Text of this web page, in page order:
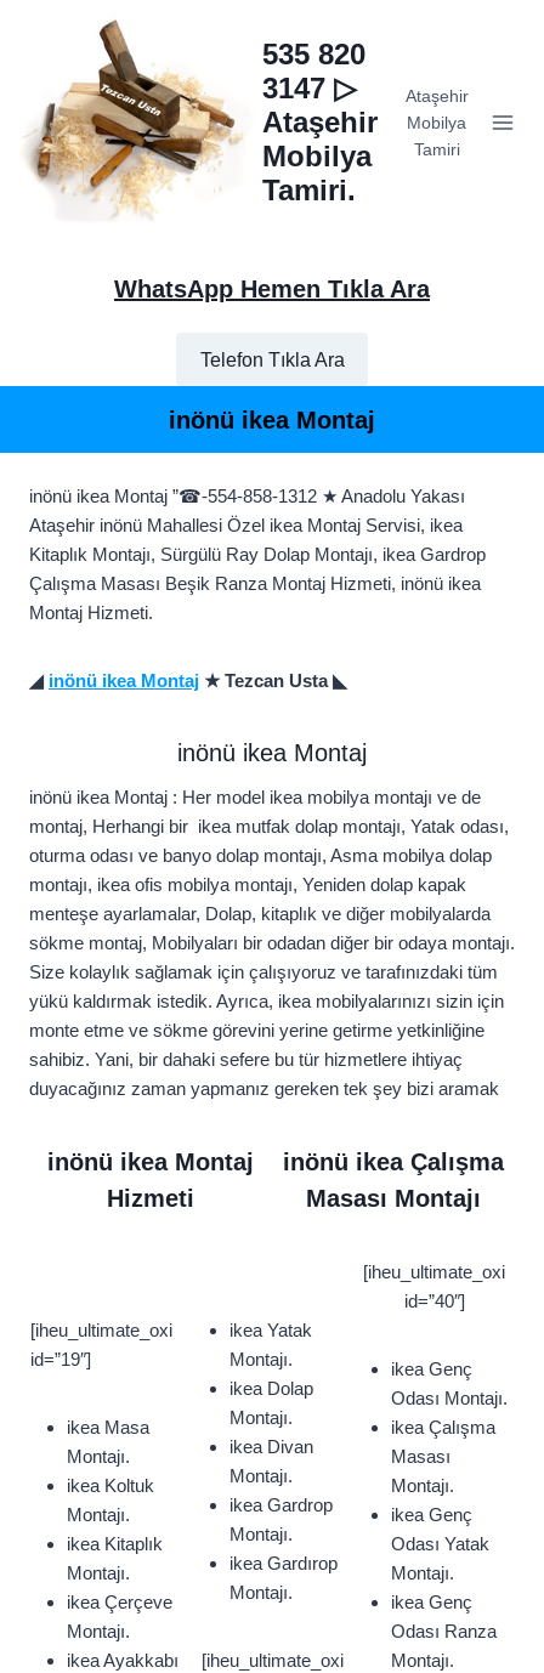
535 820
3147 ▷
Ataşehir
Mobilya
Tamiri.
Ataşehir
Mobilya
Tamiri
WhatsApp Hemen Tıkla Ara
Telefon Tıkla Ara
inönü ikea Montaj
inönü ikea Montaj ”☎-554-858-1312 ★ Anadolu Yakası
Ataşehir inönü Mahallesi Özel ikea Montaj Servisi, ikea
Kitaplık Montajı, Sürgülü Ray Dolap Montajı, ikea Gardrop
Çalışma Masası Beşik Ranza Montaj Hizmeti, inönü ikea
Montaj Hizmeti.
◢ inönü ikea Montaj ★ Tezcan Usta ◣
inönü ikea Montaj
inönü ikea Montaj : Her model ikea mobilya montajı ve de
montaj, Herhangi bir ikea mutfak dolap montajı, Yatak odası,
oturma odası ve banyo dolap montajı, Asma mobilya dolap
montajı, ikea ofis mobilya montajı, Yeniden dolap kapak
menteşe ayarlamalar, Dolap, kitaplık ve diğer mobilyalarda
sökme montaj, Mobilyaları bir odadan diğer bir odaya montajı.
Size kolaylık sağlamak için çalışıyoruz ve tarafınızdaki tüm
yükü kaldırmak istedik. Ayrıca, ikea mobilyalarınızı sizin için
monte etme ve sökme görevini yerine getirme yetkinliğine
sahibiz. Yani, bir dahaki sefere bu tür hizmetlere ihtiyaç
duyacağınız zaman yapmanız gereken tek şey bizi aramak
inönü ikea Montaj
Hizmeti
inönü ikea Çalışma
Masası Montajı
[iheu_ultimate_oxi
id=”19″]
ikea Masa
Montajı.
ikea Koltuk
Montajı.
ikea Kitaplık
Montajı.
ikea Çerçeve
Montajı.
ikea Ayakkabı
ikea Yatak
Montajı.
ikea Dolap
Montajı.
ikea Divan
Montajı.
ikea Gardrop
Montajı.
ikea Gardırop
Montajı.
[iheu_ultimate_oxi
[iheu_ultimate_oxi
id=”40″]
ikea Genç
Odası Montajı.
ikea Çalışma
Masası
Montajı.
ikea Genç
Odası Yatak
Montajı.
ikea Genç
Odası Ranza
Montajı.